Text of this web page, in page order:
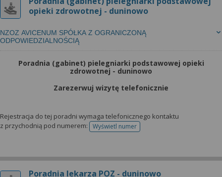
opieki zdrowotnej - duninowo
NZOZ AVICENUM SPÓŁKA Z OGRANICZONĄ
ODPOWIEDZIALNOŚCIĄ
Poradnia (gabinet) pielegniarki podstawowej opieki
zdrowotnej - duninowo
Zarezerwuj wizytę telefonicznie
Rejestracja do tej poradni wymaga telefonicznego kontaktu
z przychodnią pod numerem:
Wyświetl numertelefonu do rejestracji
Poradnia lekarza POZ - duninowo